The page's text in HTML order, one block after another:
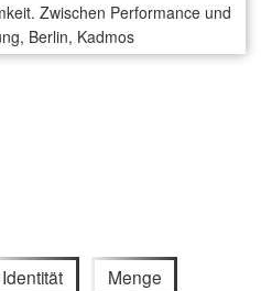
Zwischen Performance und
Berlin, Kadmos
Identität Menge